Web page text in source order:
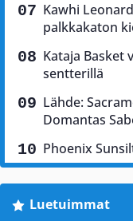
Kawhi
palkkakaton
Kataja Basket
sentterillä
Lähde:
Domantas
Phoenix
Luetuimmat